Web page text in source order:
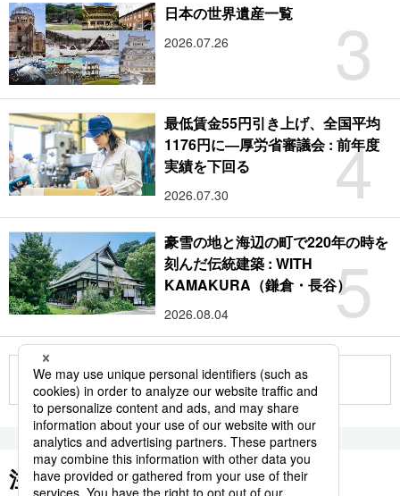
3
日本の世界遺産一覧
2026.07.26
4
最低賃金55円引き上げ、全国平均
1176円に―厚労省審議会 : 前年度
実績を下回る
2026.07.30
5
豪雪の地と海辺の町で220年の時を
刻んだ伝統建築 : WITH
KAMAKURA（鎌倉・長谷）
2026.08.04
もっと見る
注目のキーワード